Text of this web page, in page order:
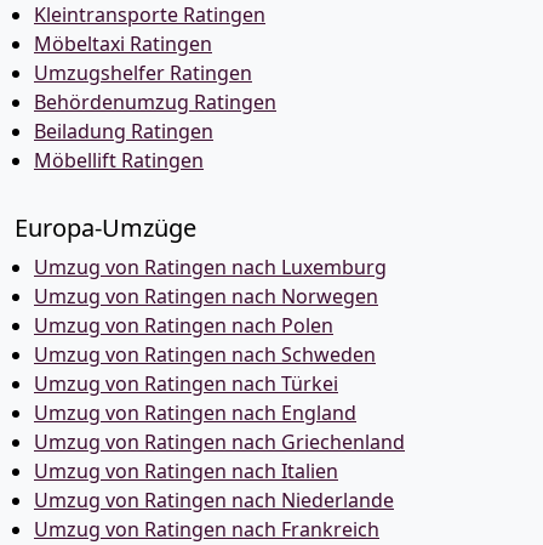
Kleintransporte Ratingen
Möbeltaxi Ratingen
Umzugshelfer Ratingen
Behördenumzug Ratingen
Beiladung Ratingen
Möbellift Ratingen
Europa-Umzüge
Umzug von Ratingen nach Luxemburg
Umzug von Ratingen nach Norwegen
Umzug von Ratingen nach Polen
Umzug von Ratingen nach Schweden
Umzug von Ratingen nach Türkei
Umzug von Ratingen nach England
Umzug von Ratingen nach Griechenland
Umzug von Ratingen nach Italien
Umzug von Ratingen nach Niederlande
Umzug von Ratingen nach Frankreich